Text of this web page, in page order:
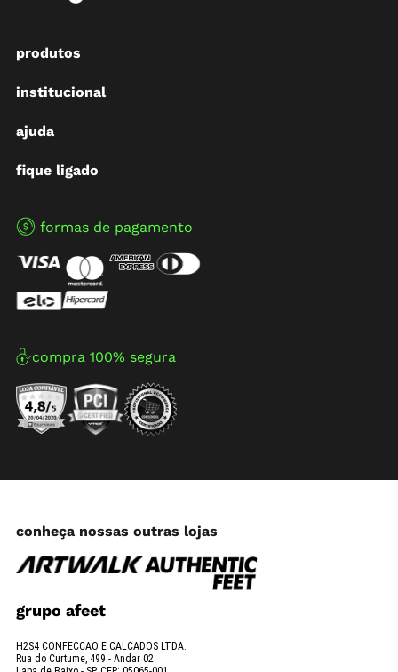
produtos
institucional
ajuda
fique ligado
formas de pagamento
compra 100% segura
conheça nossas outras lojas
grupo afeet
H2S4 CONFECCAO E CALCADOS LTDA.
Rua do Curtume, 499 - Andar 02